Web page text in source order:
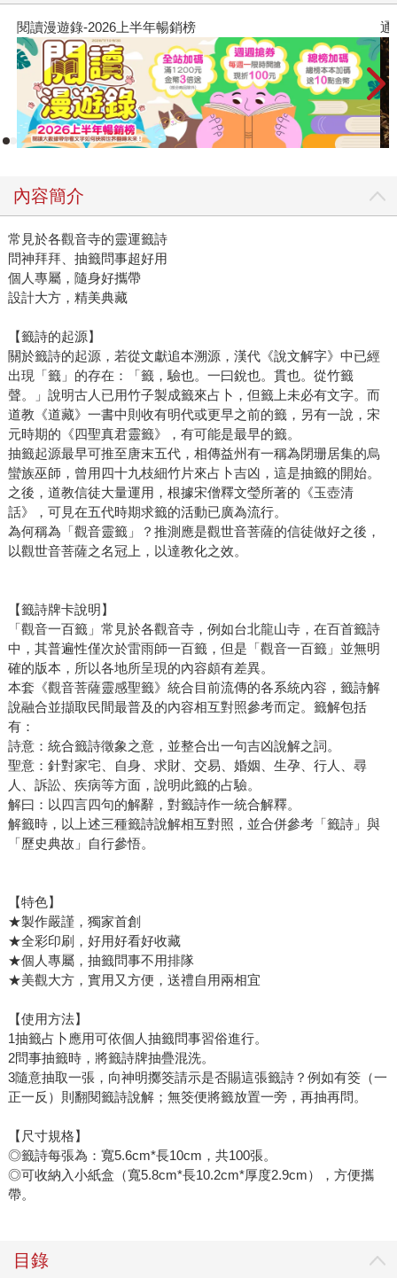
通靈藥師的處方箋
內容簡介
常見於各觀音寺的靈運籤詩
問神拜拜、抽籤問事超好用
個人專屬，隨身好攜帶
設計大方，精美典藏
【籤詩的起源】
關於籤詩的起源，若從文獻追本溯源，漢代《說文解字》中已經
出現「籤」的存在：「籤，驗也。一曰銳也。貫也。從竹籤
聲。」說明古人已用竹子製成籤來占卜，但籤上未必有文字。而
道教《道藏》一書中則收有明代或更早之前的籤，另有一說，宋
元時期的《四聖真君靈籤》，有可能是最早的籤。
抽籤起源最早可推至唐末五代，相傳益州有一稱為閉珊居集的烏
蠻族巫師，曾用四十九枝細竹片來占卜吉凶，這是抽籤的開始。
之後，道教信徒大量運用，根據宋僧釋文瑩所著的《玉壺清
話》，可見在五代時期求籤的活動已廣為流行。
為何稱為「觀音靈籤」？推測應是觀世音菩薩的信徒做好之後，
以觀世音菩薩之名冠上，以達教化之效。
【籤詩牌卡說明】
「觀音一百籤」常見於各觀音寺，例如台北龍山寺，在百首籤詩
中，其普遍性僅次於雷雨師一百籤，但是「觀音一百籤」並無明
確的版本，所以各地所呈現的內容頗有差異。
本套《觀音菩薩靈感聖籤》統合目前流傳的各系統內容，籤詩解
說融合並擷取民間最普及的內容相互對照參考而定。籤解包括
有：
詩意：統合籤詩徵象之意，並整合出一句吉凶說解之詞。
聖意：針對家宅、自身、求財、交易、婚姻、生孕、行人、尋
人、訴訟、疾病等方面，說明此籤的占驗。
解曰：以四言四句的解辭，對籤詩作一統合解釋。
解籤時，以上述三種籤詩說解相互對照，並合併參考「籤詩」與
「歷史典故」自行參悟。
【特色】
★製作嚴謹，獨家首創
★全彩印刷，好用好看好收藏
★個人專屬，抽籤問事不用排隊
★美觀大方，實用又方便，送禮自用兩相宜
【使用方法】
1抽籤占卜應用可依個人抽籤問事習俗進行。
2問事抽籤時，將籤詩牌抽疊混洗。
3隨意抽取一張，向神明擲筊請示是否賜這張籤詩？例如有筊（一
正一反）則翻閱籤詩說解；無筊便將籤放置一旁，再抽再問。
【尺寸規格】
◎籤詩每張為：寬5.6cm*長10cm，共100張。
◎可收納入小紙盒（寬5.8cm*長10.2cm*厚度2.9cm），方便攜
帶。
目錄